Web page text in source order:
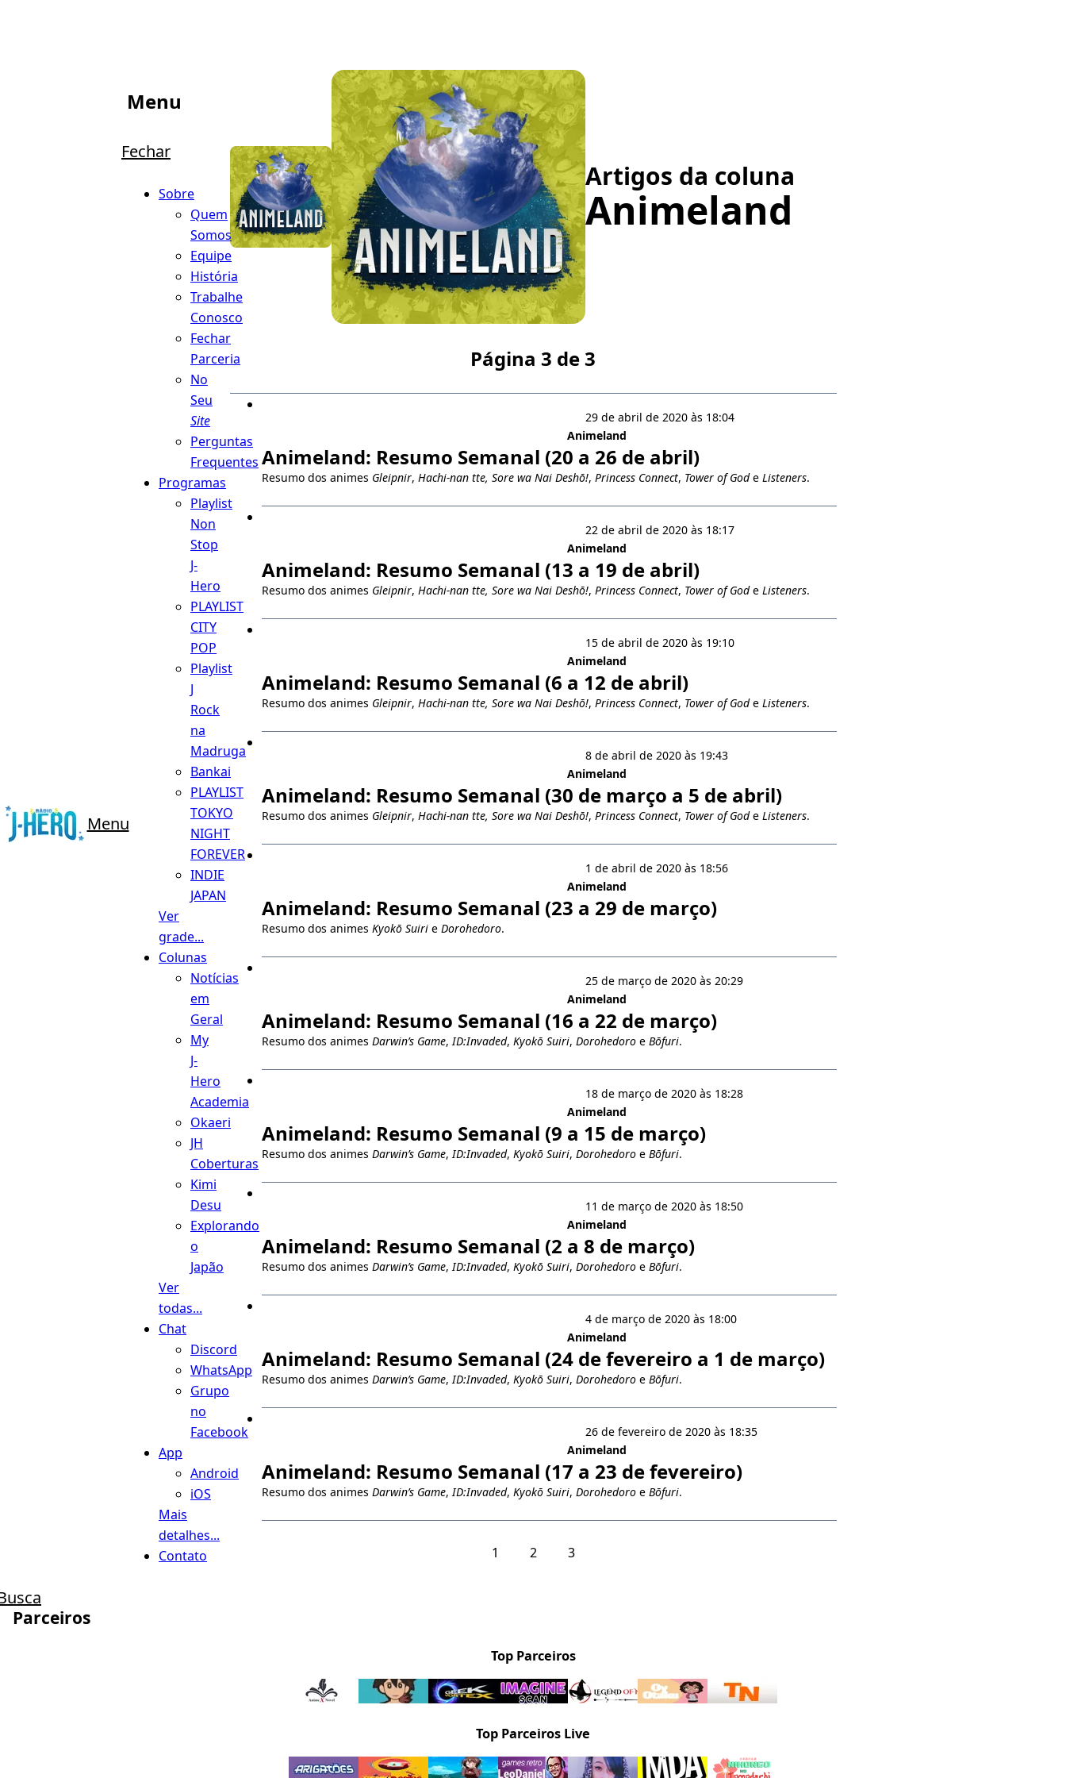
Menu
Menu
Fechar
Sobre
Quem
Somos
Equipe
História
Trabalhe
Conosco
Fechar
Parceria
No
Seu
Site
Perguntas
Frequentes
Programas
Playlist
Non
Stop
J-
Hero
PLAYLIST
CITY
POP
Playlist
J
Rock
na
Madruga
Bankai
PLAYLIST
TOKYO
NIGHT
FOREVER
INDIE
JAPAN
Ver
grade...
Colunas
Notícias
em
Geral
My
J-
Hero
Academia
Okaeri
JH
Coberturas
Kimi
Desu
Explorando
o
Japão
Ver
todas...
Chat
Discord
WhatsApp
Grupo
no
Facebook
App
Android
iOS
Mais
detalhes...
Contato
Artigos da coluna
Animeland
Página 3 de 3
29 de abril de 2020 às 18:04
Animeland
Animeland: Resumo Semanal (20 a 26 de abril)
Resumo dos animes Gleipnir, Hachi-nan tte, Sore wa Nai Deshō!, Princess Connect, Tower of Gode Listeners.
22 de abril de 2020 às 18:17
Animeland
Animeland: Resumo Semanal (13 a 19 de abril)
Resumo dos animes Gleipnir, Hachi-nan tte, Sore wa Nai Deshō!, Princess Connect, Tower of Gode Listeners.
15 de abril de 2020 às 19:10
Animeland
Animeland: Resumo Semanal (6 a 12 de abril)
Resumo dos animes Gleipnir, Hachi-nan tte, Sore wa Nai Deshō!, Princess Connect, Tower of Gode Listeners.
8 de abril de 2020 às 19:43
Animeland
Animeland: Resumo Semanal (30 de março a 5 de abril)
Resumo dos animes Gleipnir, Hachi-nan tte, Sore wa Nai Deshō!, Princess Connect, Tower of Gode Listeners.
1 de abril de 2020 às 18:56
Animeland
Animeland: Resumo Semanal (23 a 29 de março)
Resumo dos animes Kyokō Suirie Dorohedoro.
25 de março de 2020 às 20:29
Animeland
Animeland: Resumo Semanal (16 a 22 de março)
Resumo dos animes Darwin’s Game,ID:Invaded, Kyokō Suiri, Dorohedoroe Bōfuri.
18 de março de 2020 às 18:28
Animeland
Animeland: Resumo Semanal (9 a 15 de março)
Resumo dos animes Darwin’s Game,ID:Invaded, Kyokō Suiri, Dorohedoroe Bōfuri.
11 de março de 2020 às 18:50
Animeland
Animeland: Resumo Semanal (2 a 8 de março)
Resumo dos animes Darwin’s Game,ID:Invaded, Kyokō Suiri, Dorohedoroe Bōfuri.
4 de março de 2020 às 18:00
Animeland
Animeland: Resumo Semanal (24 de fevereiro a 1 de março)
Resumo dos animes Darwin’s Game,ID:Invaded, Kyokō Suiri, Dorohedoroe Bōfuri.
26 de fevereiro de 2020 às 18:35
Animeland
Animeland: Resumo Semanal (17 a 23 de fevereiro)
Resumo dos animes Darwin’s Game,ID:Invaded, Kyokō Suiri, Dorohedoroe Bōfuri.
1 2 3
Parceiros
Top Parceiros
Top Parceiros Live